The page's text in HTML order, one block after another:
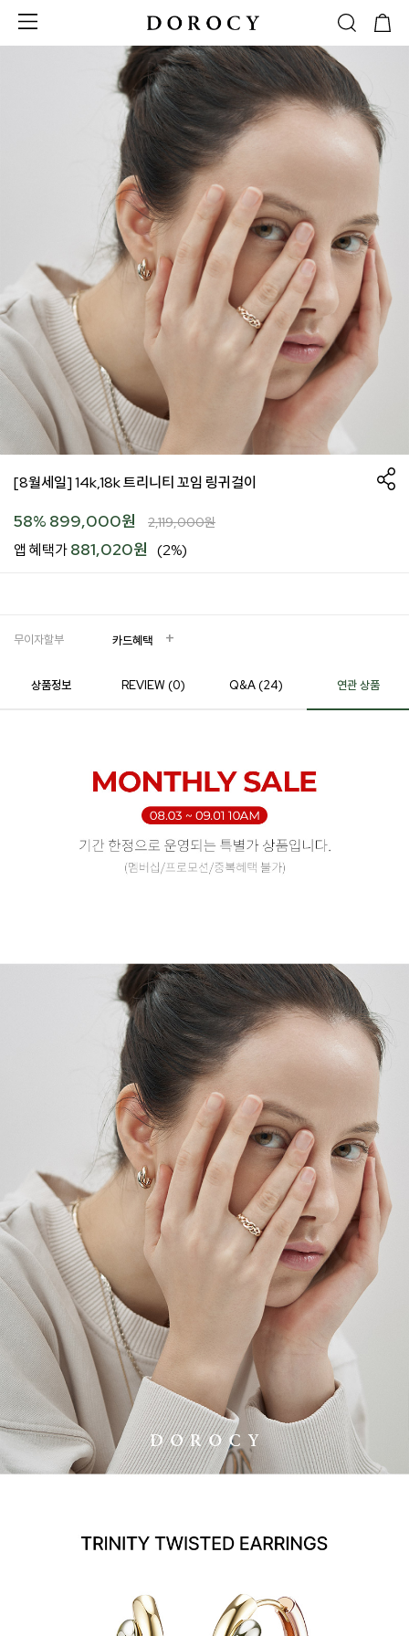
[8월세일] 14k,18k 트리니티 꼬임 링귀걸이
58% 899,000원 2,119,000원
앱 혜택가881,020원 (2%)
무이자할부 카드혜택
상품정보 REVIEW (0) Q&A (24) 연관 상품